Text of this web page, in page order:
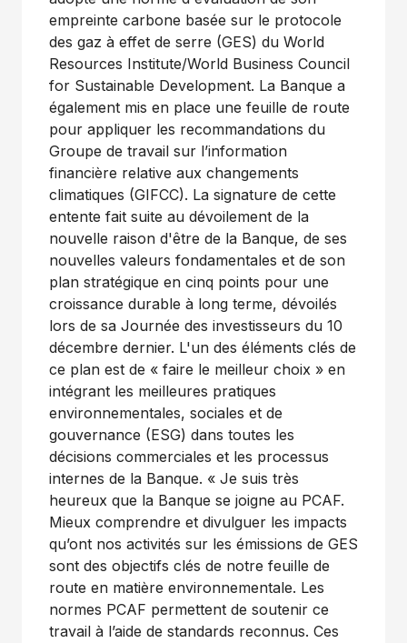
empreinte carbone basée sur le protocole
des gaz à effet de serre (GES) du World
Resources Institute/World Business Council
for Sustainable Development. La Banque a
également mis en place une feuille de route
pour appliquer les recommandations du
Groupe de travail sur l’information
financière relative aux changements
climatiques (GIFCC). La signature de cette
entente fait suite au dévoilement de la
nouvelle raison d'être de la Banque, de ses
nouvelles valeurs fondamentales et de son
plan stratégique en cinq points pour une
croissance durable à long terme, dévoilés
lors de sa Journée des investisseurs du 10
décembre dernier. L'un des éléments clés de
ce plan est de « faire le meilleur choix » en
intégrant les meilleures pratiques
environnementales, sociales et de
gouvernance (ESG) dans toutes les
décisions commerciales et les processus
internes de la Banque. « Je suis très
heureux que la Banque se joigne au PCAF.
Mieux comprendre et divulguer les impacts
qu’ont nos activités sur les émissions de GES
sont des objectifs clés de notre feuille de
route en matière environnementale. Les
normes PCAF permettent de soutenir ce
travail à l’aide de standards reconnus. Ces